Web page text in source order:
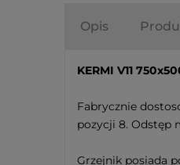
Opis
KERMI V11
Fabrycznie
pozycji 8. Odstęp
Grzejnik posiada